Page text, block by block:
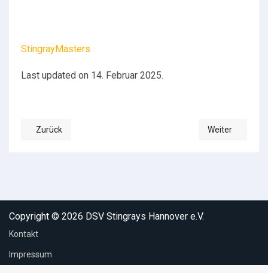
StingrayMasters
Last updated on 14. Februar 2025.
Vorheriger Beitrag: 𝐒𝐭𝐞𝐢𝐧𝐢 𝐠𝐞𝐰𝐢𝐧𝐧𝐭 𝐝𝐞𝐧 𝐍𝐃𝐋 𝐒𝐭𝐢𝐧𝐠𝐫𝐚𝐲-𝐖𝐢𝐧𝐭𝐞𝐫-
Zurück Nächster
Weiter
Copyright © 2026 DSV Stingrays Hannover e.V.
Kontakt
Impressum